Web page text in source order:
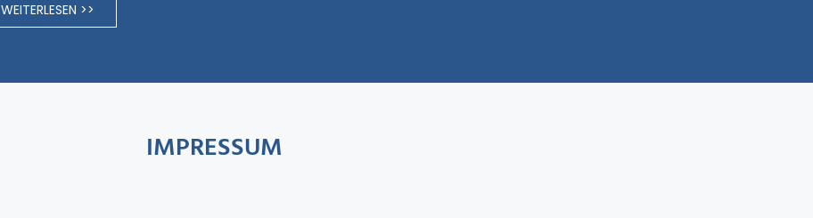
WEITERLESEN >>
IMPRESSUM